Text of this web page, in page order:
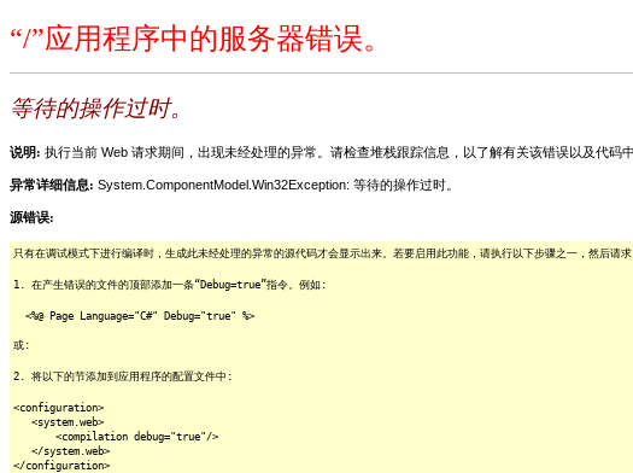
“/”应用程序中的服务器错误。
等待的操作过时。
说明: 执行当前 Web 请求期间，出现未经处理的异常。请检查堆栈跟踪信息，以了解有关该错误以及代码
异常详细信息: System.ComponentModel.Win32Exception: 等待的操作过时。
源错误:
只有在调试模式下进行编译时，生成此未经处理的异常的源代码才会显示出来。若要启用此功能，请执行以下步骤之一，然后请
1. 在产生错误的文件的顶部添加一条“Debug=true”指令。例如:
<%@ Page Language="C#" Debug="true" %>
或:
2. 将以下的节添加到应用程序的配置文件中:
<configuration>
<system.web>
<compilation debug="true"/>
</system.web>
</configuration>